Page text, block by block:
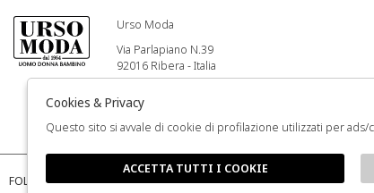
Urso Moda
Via Parlapiano N.39
92016 Ribera - Italia
Info@ursomoda.com
+39 092567939
FOLLOW US
Cookies & Privacy
Questo sito si avvale di cookie di profilazione utilizzati per
ACCETTA TUTTI I COOKIE